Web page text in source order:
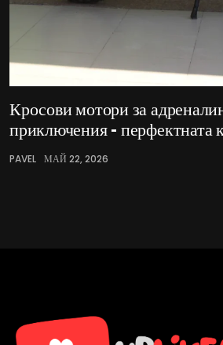
Кросови мотори за
приключения – перфектната
PAVEL МАЙ 22, 2026